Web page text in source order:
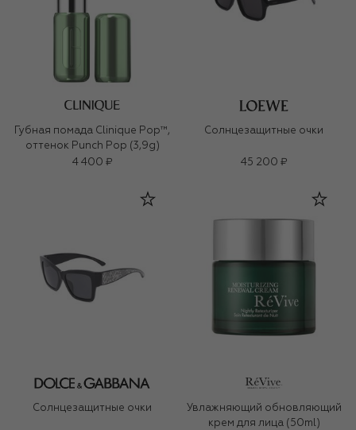
Губная помада Clinique Pop™,
оттенок Punch Pop (3,9g)
4 400 ₽
Солнцезащитные очки
45 200 ₽
Солнцезащитные очки
Увлажняющий обновляющий
крем для лица (50ml)